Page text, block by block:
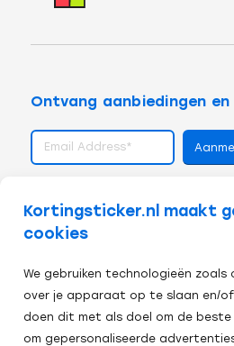
Kortingsticker.nl maakt
cookies
We gebruiken technologieën
over je apparaat op te slaan en/
doen dit met als doel om de
om gepersonaliseerde
Ontvang aanbiedingen